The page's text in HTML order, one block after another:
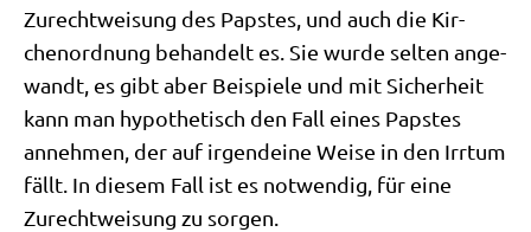
Zurecht­wei­sung des Pap­stes, und auch die Kir­
chen­ord­nung behan­delt es. Sie wur­de sel­ten ange­
wandt, es gibt aber Bei­spie­le und mit Sicher­heit
kann man hypo­the­tisch den Fall eines Pap­stes
anneh­men, der auf irgend­ei­ne Wei­se in den Irr­tum
fällt. In die­sem Fall ist es not­wen­dig, für eine
Zurecht­wei­sung zu sorgen.